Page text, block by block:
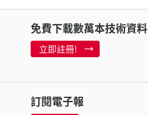
免費下載數萬本技術資料
立即註冊!
訂閱電子報